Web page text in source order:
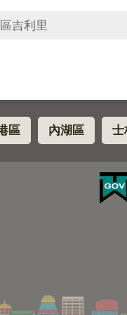
吉利里
區 內湖區 士